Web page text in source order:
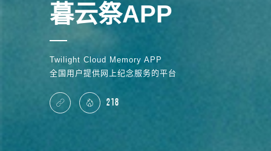
暮云祭APP
Twilight Cloud Memory APP
全国用户提供网上纪念服务的平台
218